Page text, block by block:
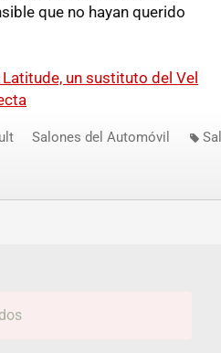
que no hayan querido
Latitude, un sustituto del Vel
Salones del Automóvil